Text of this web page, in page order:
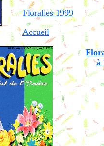
Floralies 1999
Accueil
à